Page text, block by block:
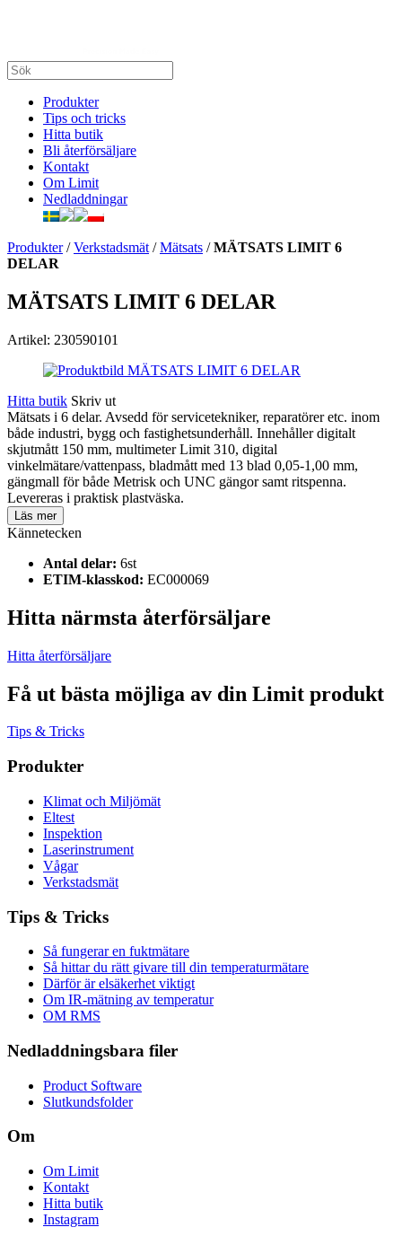
Produkter
Tips och tricks
Hitta butik
Bli återförsäljare
Kontakt
Om Limit
Nedladdningar
Produkter/Verkstadsmät /Mätsats /MÄTSATS LIMIT 6
DELAR
MÄTSATS LIMIT 6 DELAR
Artikel: 230590101
Hitta butik Skriv ut
Mätsats i 6 delar. Avsedd för servicetekniker, reparatörer etc. inom
både industri, bygg och fastighetsunderhåll. Innehåller digitalt
skjutmått 150 mm, multimeter Limit 310, digital
vinkelmätare/vattenpass, bladmått med 13 blad 0,05-1,00 mm,
gängmall för både Metrisk och UNC gängor samt ritspenna.
Levereras i praktisk plastväska.
Läs mer
Kännetecken
Antal delar: 6st
ETIM-klasskod: EC000069
Hitta närmsta återförsäljare
Hitta återförsäljare
Få ut bästa möjliga av din Limit produkt
Tips & Tricks
Produkter
Klimat och Miljömät
Eltest
Inspektion
Laserinstrument
Vågar
Verkstadsmät
Tips & Tricks
Så fungerar en fuktmätare
Så hittar du rätt givare till din temperaturmätare
Därför är elsäkerhet viktigt
Om IR-mätning av temperatur
OM RMS
Nedladdningsbara filer
Product Software
Slutkundsfolder
Om
Om Limit
Kontakt
Hitta butik
Instagram